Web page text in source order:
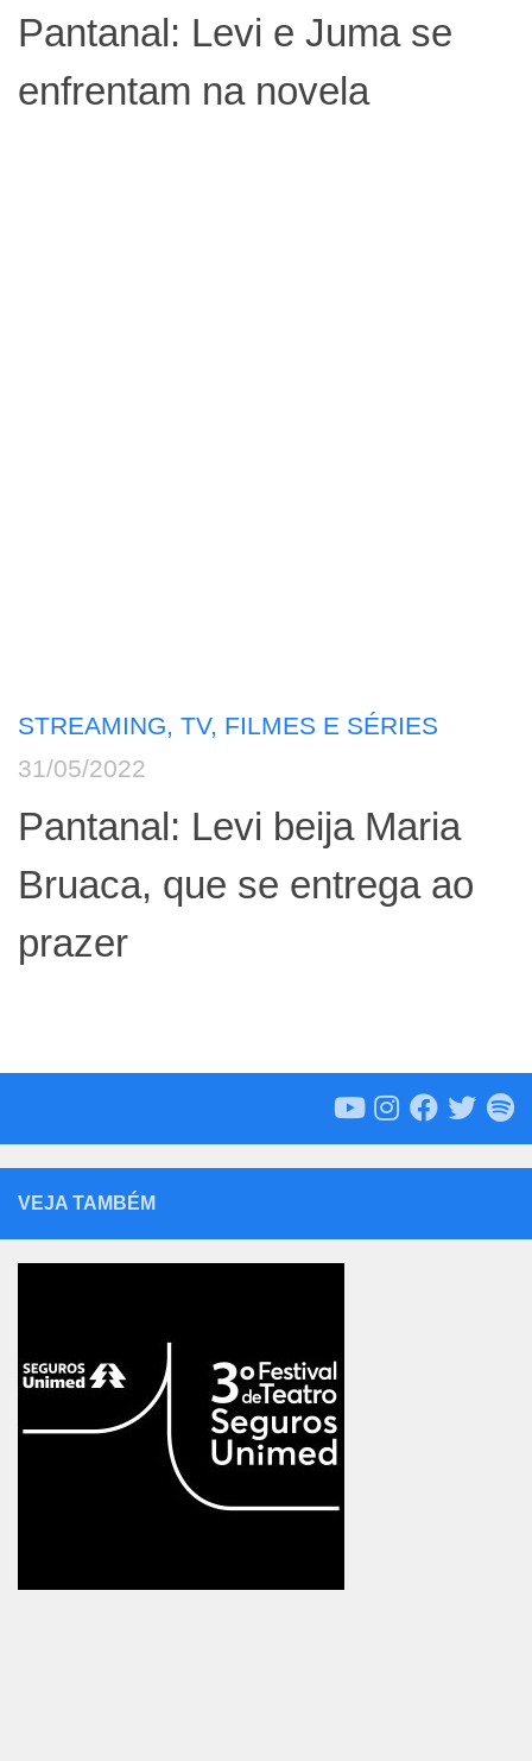
Pantanal: Levi e Juma se
enfrentam na novela
STREAMING, TV, FILMES E SÉRIES
31/05/2022
Pantanal: Levi beija Maria
Bruaca, que se entrega ao
prazer
VEJA TAMBÉM